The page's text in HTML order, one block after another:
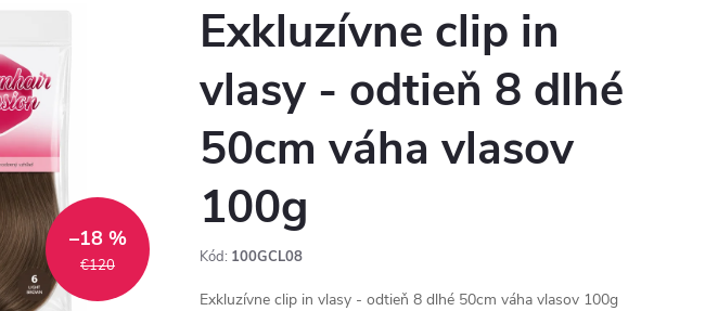
€120
–18 %
Exkluzívne clip in
vlasy - odtieň 8 dlhé
50cm váha vlasov
100g
Kód: 100GCL08
Exkluzívne clip in vlasy - odtieň 8 dlhé 50cm váha vlasov 100g